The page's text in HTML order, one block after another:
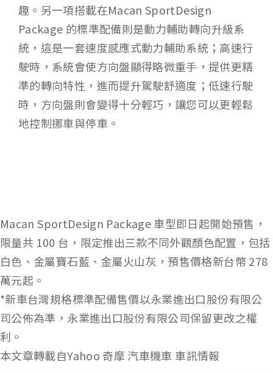
趣。另一項搭載在Macan SportDesign
Package 的標準配備則是動力輔助轉向升級系
統，這是一套速度感應式動力輔助系統；高速行
駛時，系統會使方向盤顯得略微重手，提供更精
準的轉向特性，進而提升駕駛舒適度；低速行駛
時，方向盤則會變得十分輕巧，讓您可以更輕鬆
地控制挪車與停車。
Macan SportDesign Package 車型即日起開始預售，
限量共 100 台，限定推出三款不同外觀顏色配置，包括
白色、金屬寶石藍、金屬火山灰，預售價格新台幣 278
萬元起。
*新車台灣規格標準配備售價以永業進出口股份有限公
司公佈為準，永業進出口股份有限公司保留更改之權
利。
本文章轉載自Yahoo 奇摩 汽車機車 車訊情報